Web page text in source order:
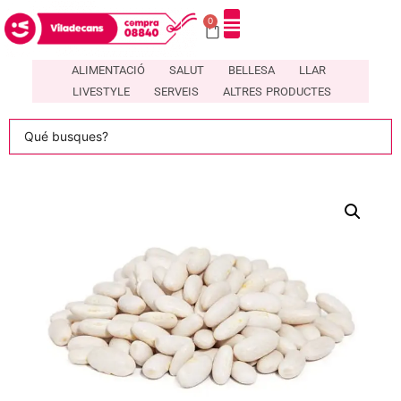
0
ALIMENTACIÓ SALUT BELLESA
LLAR
LIVESTYLE
SERVEIS ALTRES PRODUCTES